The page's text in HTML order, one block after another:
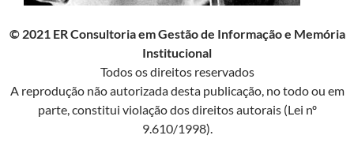
© 2021 ER Consultoria em Gestão de Informação e Memória
Institucional
Todos os direitos reservados
A reprodução não autorizada desta publicação, no todo ou em
parte, constitui violação dos direitos autorais (Lei nº
9.610/1998).